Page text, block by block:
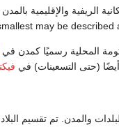
الريفية والإقليمية
المحلية رسميًا كمدن في
(حتى التسعينات) في